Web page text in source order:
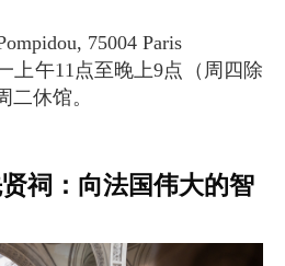
75004 Paris
上午11点至晚上9点（周四除
二休馆。